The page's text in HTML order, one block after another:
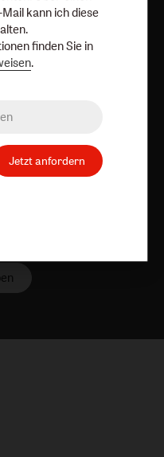
Impressum
kann ich diese
finden Sie in
.
Jetzt anfordern